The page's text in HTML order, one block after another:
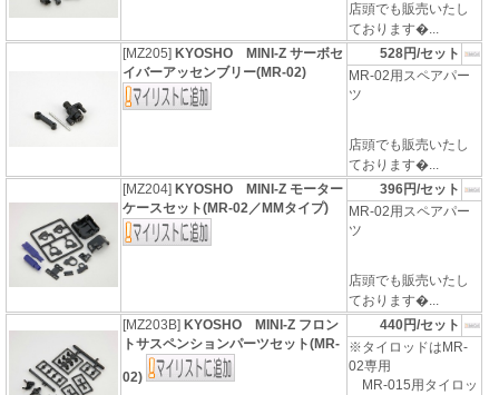
店頭でも販売いたし
ております�...
[MZ205] KYOSHO MINI-Z サーボセ
イバーアッセンブリー(MR-02)
528円/セット
MR-02用スペアパー
ツ
店頭でも販売いたし
ております�...
[MZ204] KYOSHO MINI-Z モーター
ケースセット(MR-02／MMタイプ)
396円/セット
MR-02用スペアパー
ツ
店頭でも販売いたし
ております�...
[MZ203B] KYOSHO MINI-Z フロン
トサスペンションパーツセット(MR-
02)
440円/セット
※タイロッドはMR-
02専用
MR-015用タイロッ